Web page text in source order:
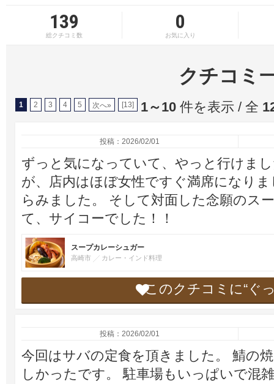
139
総クチコミ数
0
お気に入り
クチコミ
1 2 3 4 5 次へ» [13] 1～10 件を表示 / 全
投稿：2026/02/01
ずっと気になっていて、やっと行けま
が、店内はほぼ女性ですぐ満席になり
らみました。 そして対面した念願のス
て、サイコーでした！！
スープカレーシュガー
高崎市 カレー・インド料理
このクチコミに“ぐ
投稿：2026/02/01
今回はサバの定食を頂きました。 鯖の
しかったです。 駐車場もいっぱいで混